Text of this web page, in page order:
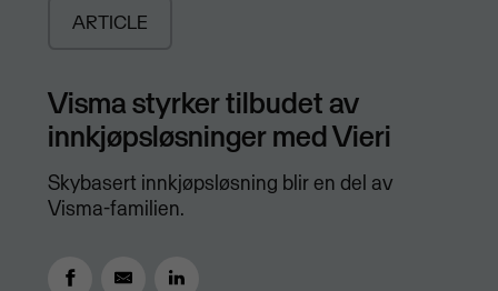
ARTICLE
Visma styrker tilbudet av
innkjøpsløsninger med Vieri
Skybasert innkjøpsløsning blir en del av
Visma-familien.